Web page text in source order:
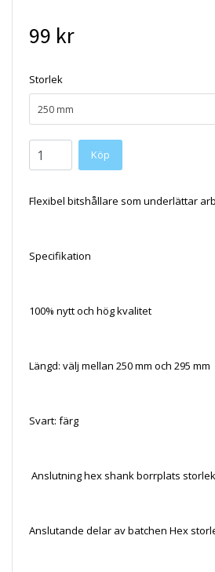
99 kr
Storlek
250 mm
Flexibel bitshållare som underlättar
Specifikation
100% nytt och hög kvalitet
Längd: välj mellan 250 mm och 295 mm
Svart: färg
Anslutning hex shank borrplats storlek
Anslutande delar av batchen Hex